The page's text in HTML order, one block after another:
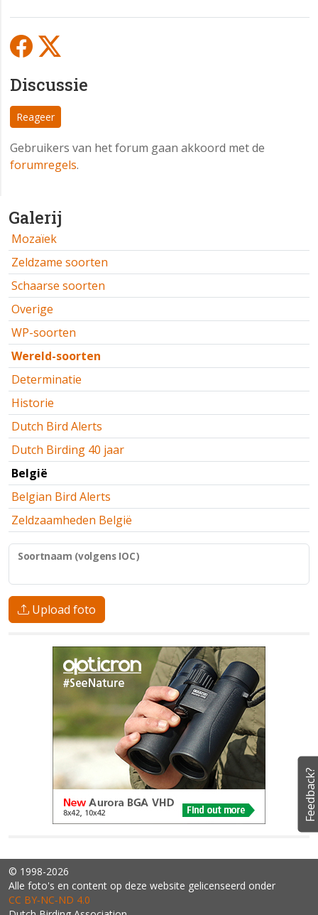
Galerij
Mozaïek
Zeldzame soorten
Schaarse soorten
Overige
WP-soorten
Wereld-soorten
Determinatie
Historie
Dutch Bird Alerts
Dutch Birding 40 jaar
België
Belgian Bird Alerts
Zeldzaamheden België
Soortnaam (volgens IOC)
Upload foto
Discussie
Reageer
Gebruikers van het forum gaan akkoord met de
forumregels.
© 1998-2026
Alle foto's en content op deze website gelicenseerd onder
CC BY‑NC‑ND 4.0
Feedback?